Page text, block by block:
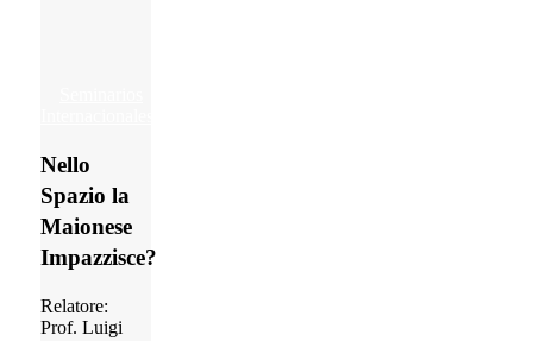
Maionese
Impazzisce?
Nello
Spazio la
Maionese
Impazzisce?
Relatore:
Prof. Luigi